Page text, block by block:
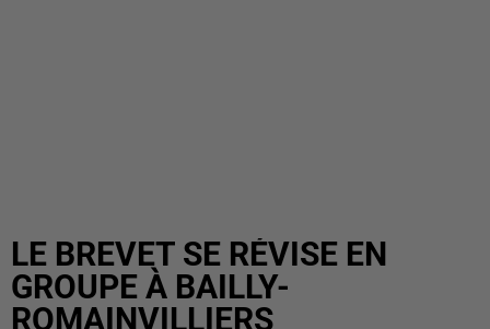
LE BREVET SE RÉVISE EN
GROUPE À BAILLY-
ROMAINVILLIERS